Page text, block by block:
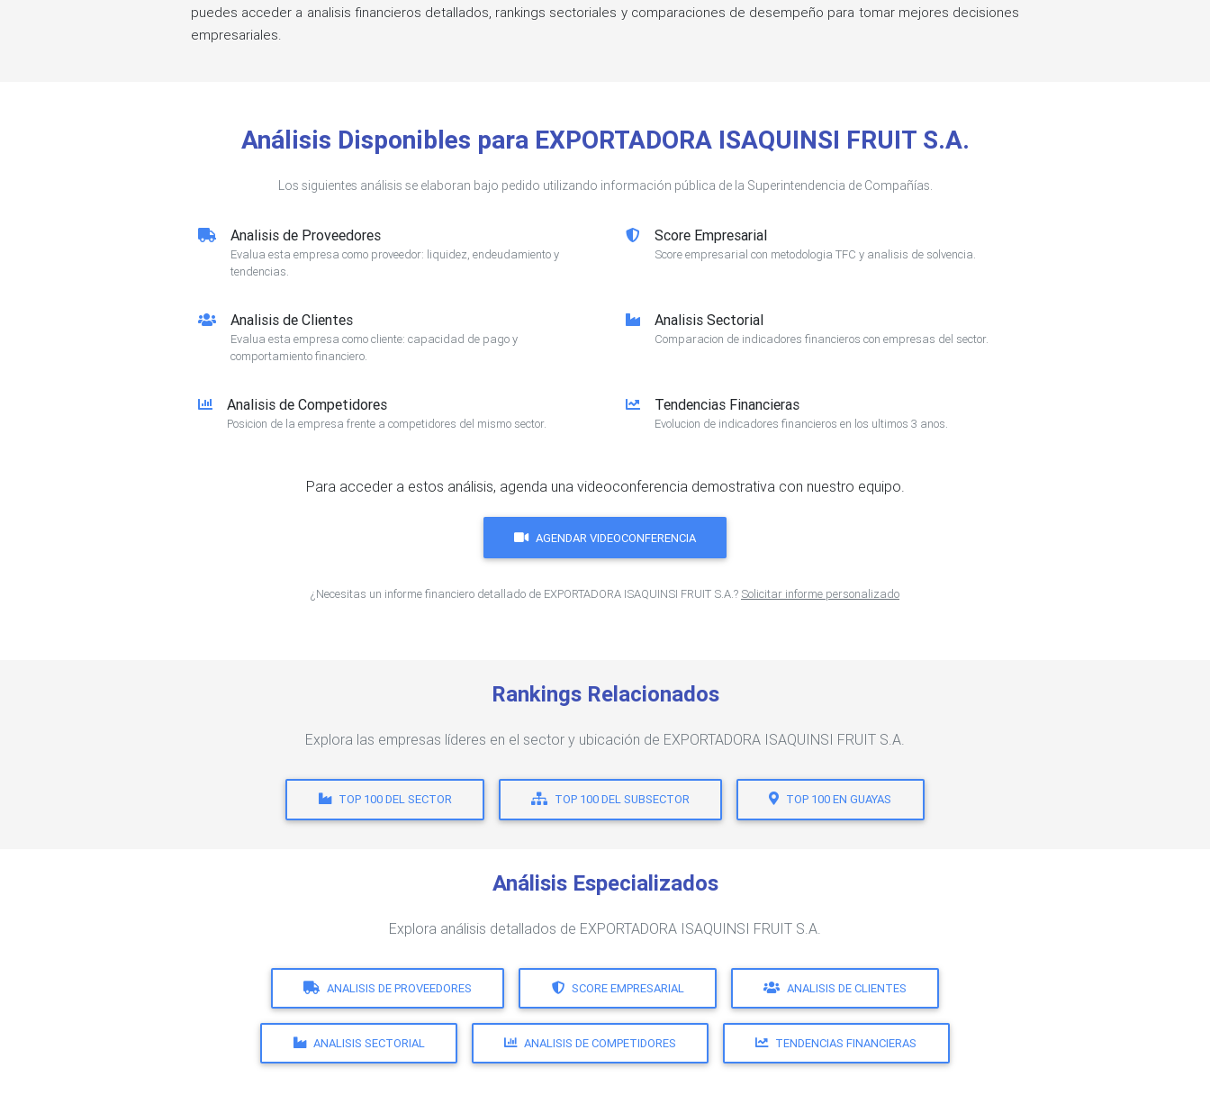
puedes acceder a analisis financieros detallados, rankings sectoriales y comparaciones de desempeño para tomar mejores decisiones
empresariales.
Análisis Disponibles para EXPORTADORA ISAQUINSI FRUIT S.A.
Los siguientes análisis se elaboran bajo pedido utilizando información pública de la Superintendencia de Compañías.
Analisis de Proveedores
Evalua esta empresa como proveedor: liquidez, endeudamiento y
tendencias.
Score Empresarial
Score empresarial con metodologia TFC y analisis de solvencia.
Analisis de Clientes
Evalua esta empresa como cliente: capacidad de pago y
comportamiento financiero.
Analisis Sectorial
Comparacion de indicadores financieros con empresas del sector.
Analisis de Competidores
Posicion de la empresa frente a competidores del mismo sector.
Tendencias Financieras
Evolucion de indicadores financieros en los ultimos 3 anos.
Para acceder a estos análisis, agenda una videoconferencia demostrativa con nuestro equipo.
AGENDAR VIDEOCONFERENCIA
¿Necesitas un informe financiero detallado de EXPORTADORA ISAQUINSI FRUIT S.A.? Solicitar informe personalizado
Rankings Relacionados
Explora las empresas líderes en el sector y ubicación de EXPORTADORA ISAQUINSI FRUIT S.A.
TOP 100 DEL SECTOR TOP 100 DEL SUBSECTOR TOP 100 EN GUAYAS
Análisis Especializados
Explora análisis detallados de EXPORTADORA ISAQUINSI FRUIT S.A.
ANALISIS DE PROVEEDORES SCORE EMPRESARIAL ANALISIS DE CLIENTES
ANALISIS SECTORIAL ANALISIS DE COMPETIDORES TENDENCIAS FINANCIERAS